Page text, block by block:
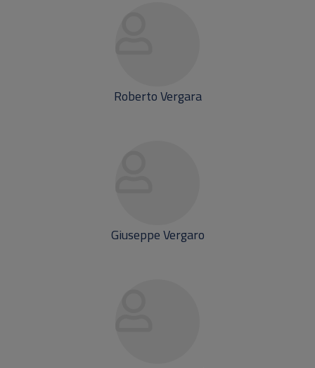
Roberto Vergara
Giuseppe Vergaro